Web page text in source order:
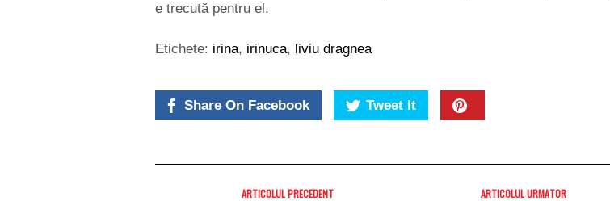
e trecută pentru el.
Etichete: irina, irinuca, liviu dragnea
Share On Facebook Tweet It
ARTICOLUL PRECEDENT ARTICOLUL URMATOR